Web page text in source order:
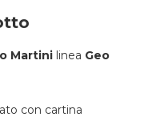
Martini linea Geo
con cartina